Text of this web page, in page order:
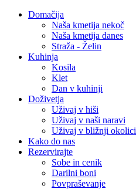
Domačija
Naša kmetija nekoč
Naša kmetija danes
Straža - Želin
Kuhinja
Kosila
Klet
Dan v kuhinji
Doživetja
Uživaj v hiši
Uživaj v naši naravi
Uživaj v bližnji okolici
Kako do nas
Rezervirajte
Sobe in cenik
Darilni boni
Povpraševanje